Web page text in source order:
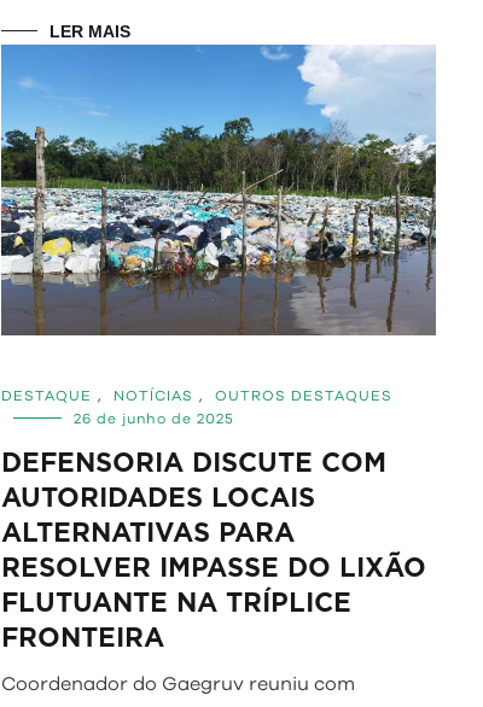
LER MAIS
DESTAQUE , NOTÍCIAS ,
OUTROS DESTAQUES
26 de junho de 2025
DEFENSORIA DISCUTE COM
AUTORIDADES LOCAIS
ALTERNATIVAS PARA
RESOLVER IMPASSE DO LIXÃO
FLUTUANTE NA TRÍPLICE
FRONTEIRA
Coordenador do Gaegruv reuniu com